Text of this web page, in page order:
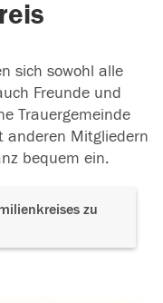
sich sowohl alle
Freunde und
Trauergemeinde
anderen Mitgliedern
bequem ein.
zu